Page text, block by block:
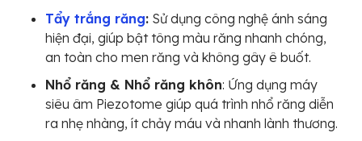
Tẩy trắng răng: Sử dụng công nghệ ánh sáng
hiện đại, giúp bật tông màu răng nhanh chóng,
an toàn cho men răng và không gây ê buốt.
Nhổ răng & Nhổ răng khôn: Ứng dụng máy
siêu âm Piezotome giúp quá trình nhổ răng diễn
ra nhẹ nhàng, ít chảy máu và nhanh lành thương.